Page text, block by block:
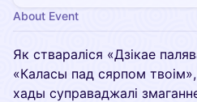
About Event
Як ствараліся «Дзікае
«Каласы пад сярпом
хады суправаджалі